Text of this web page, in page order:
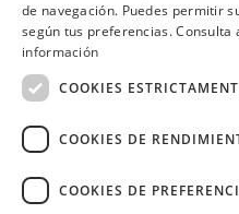
¿Necesitas
Image
de navegación. Puedes permitir
según tus preferencias.
información
COOKIES
COOKIES DE
COOKIES DE